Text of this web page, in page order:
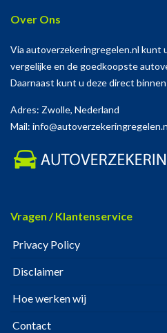
Over Ons
Via autoverzekeringregelen.nl kunt
vergelijke en de goedkoopste
Daarnaast kunt u deze direct
Adres: Zwolle, Nederland
Mail:
Vragen / Klantenservice
Privacy Policy
Disclaimer
Hoe werken wij
Contact